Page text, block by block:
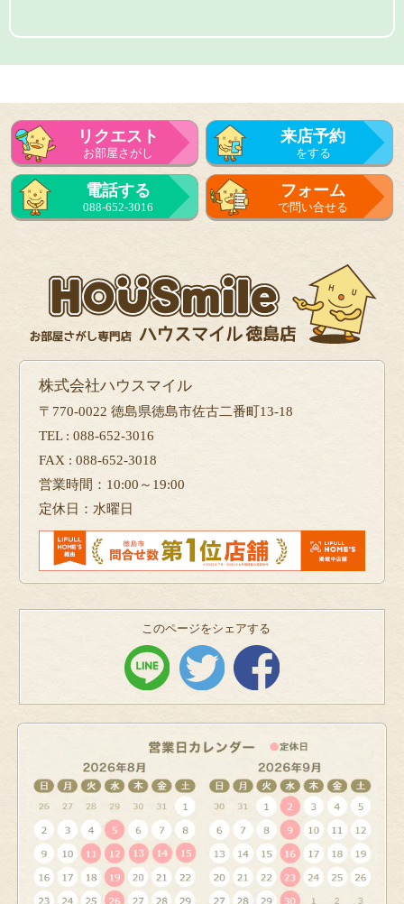
リクエスト
お部屋さがし
来店予約
をする
電話する
088-652-3016
フォーム
で問い合せる
株式会社ハウスマイル
〒770-0022 徳島県徳島市佐古二番町13-18
TEL : 088-652-3016
FAX : 088-652-3018
営業時間：10:00～19:00
定休日：水曜日
このページをシェアする